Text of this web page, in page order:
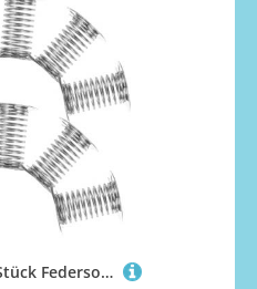
TOYANDONA 12 Stück Federsockel mit Doppelseitigem Kleber Federbasis für DIY Tanzende Puppen Wackelkopf Ersatzteile für Auto Armaturenbrett Home Office Dekoration